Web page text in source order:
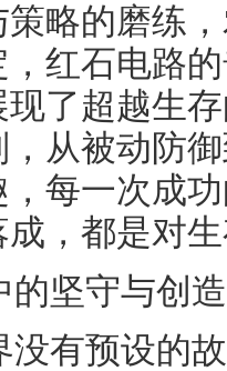
策略的磨练
红石电路
了超越生
从被动防
每一次成
，都是对
的坚守与创
没有预设的